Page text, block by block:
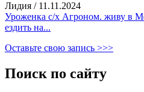
Лидия / 11.11.2024
Уроженка с/х Агроном. живу в
ездить на...
Оставьте свою запись >>>
Поиск по сайту